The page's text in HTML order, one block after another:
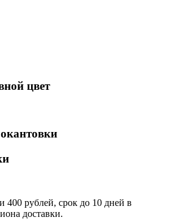
цвет
400 рублей, срок до 10 дней в
доставки.